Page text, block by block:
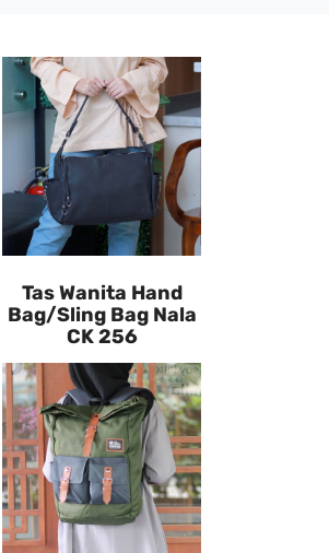
Tas Wanita Hand
Bag/Sling Bag Nala
CK 256